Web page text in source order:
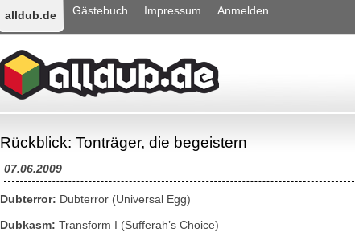
alldub.de Gästebuch Impressum Anmelden
Rückblick: Tonträger, die begeistern
07.06.2009
Dubterror: Dubterror (Universal Egg)
Dubkasm: Transform I (Sufferah’s Choice)